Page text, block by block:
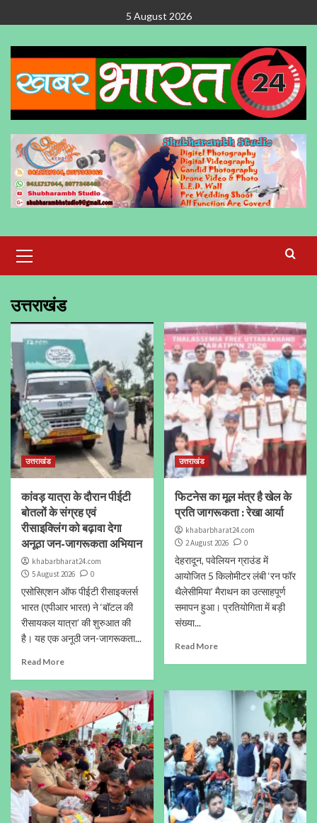
to
content
5 August 2026
Menu
उत्तराखंड
उत्तराखंड
कांवड़ यात्रा के दौरान पीईटी
बोतलों के संग्रह एवं
रीसाइक्लिंग को बढ़ावा देगा
अनूठा जन-जागरूकता अभियान
khabarbharat24.com
5 August 2026
0
एसोसिएशन ऑफ पीईटी रीसाइक्लर्स
भारत (एपीआर भारत) ने ‘बॉटल की
रीसायकल यात्रा’ की शुरुआत की
है। यह एक अनूठी जन-जागरूकता...
Read More
उत्तराखंड
फिटनेस का मूल मंत्र है खेल के
प्रति जागरूकता : रेखा आर्या
khabarbharat24.com
2 August 2026
0
देहरादून, पवेलियन ग्राउंड में
आयोजित 5 किलोमीटर लंबी ‘रन फॉर
थैलेसीमिया’ मैराथन का उत्साहपूर्ण
समापन हुआ। प्रतियोगिता में बड़ी
संख्या...
Read More